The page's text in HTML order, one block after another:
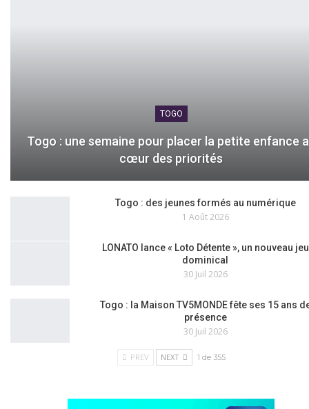
TOGO
Togo : une semaine pour placer la petite enfance
cœur des priorités
Togo : des jeunes formés au numérique
1 Août 2026
LONATO lance « Loto Détente », un nouveau jeu
dominical
30 Juil 2026
Togo : la Maison TV5MONDE fête ses 15 ans
présence
30 Juil 2026
PREV NEXT 1 de 355